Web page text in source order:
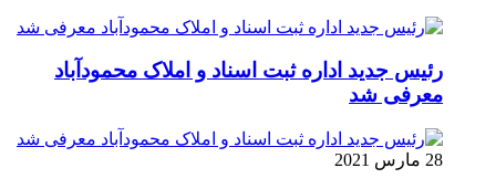
رئیس جدید اداره ثبت اسناد و املاک محمودآباد
معرفی شد
28 مارس 2021